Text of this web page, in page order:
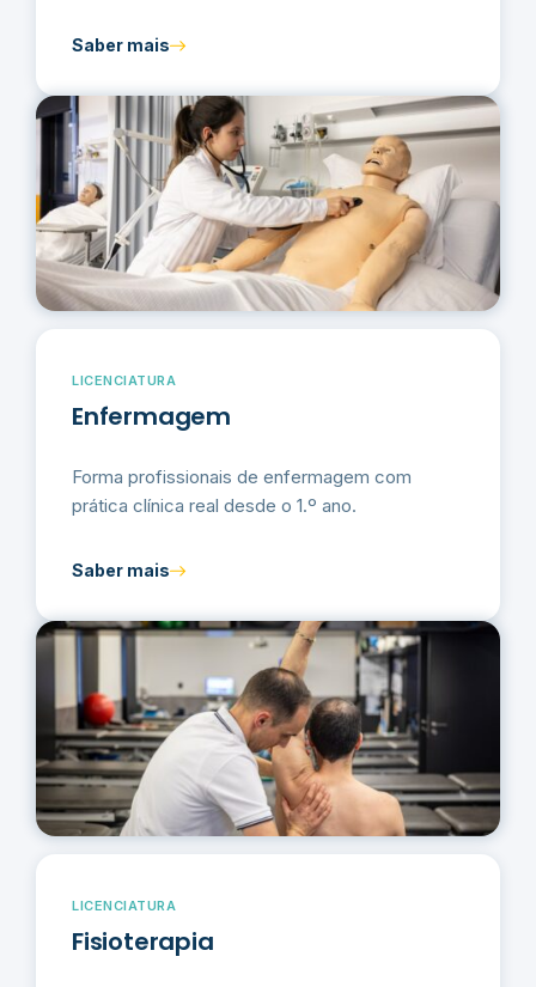
Saber mais
LICENCIATURA
Enfermagem
Forma profissionais de enfermagem com
prática clínica real desde o 1.º ano.
Saber mais
LICENCIATURA
Fisioterapia